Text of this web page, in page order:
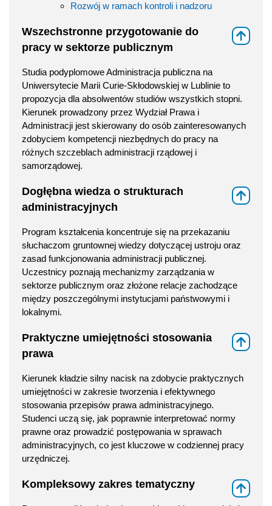
Rozwój w ramach kontroli i nadzoru
Wszechstronne przygotowanie do
pracy w sektorze publicznym
Studia podyplomowe Administracja publiczna na
Uniwersytecie Marii Curie-Skłodowskiej w Lublinie to
propozycja dla absolwentów studiów wszystkich stopni.
Kierunek prowadzony przez Wydział Prawa i
Administracji jest skierowany do osób zainteresowanych
zdobyciem kompetencji niezbędnych do pracy na
różnych szczeblach administracji rządowej i
samorządowej.
Dogłębna wiedza o strukturach
administracyjnych
Program kształcenia koncentruje się na przekazaniu
słuchaczom gruntownej wiedzy dotyczącej ustroju oraz
zasad funkcjonowania administracji publicznej.
Uczestnicy poznają mechanizmy zarządzania w
sektorze publicznym oraz złożone relacje zachodzące
między poszczególnymi instytucjami państwowymi i
lokalnymi.
Praktyczne umiejętności stosowania
prawa
Kierunek kładzie silny nacisk na zdobycie praktycznych
umiejętności w zakresie tworzenia i efektywnego
stosowania przepisów prawa administracyjnego.
Studenci uczą się, jak poprawnie interpretować normy
prawne oraz prowadzić postępowania w sprawach
administracyjnych, co jest kluczowe w codziennej pracy
urzędniczej.
Kompleksowy zakres tematyczny